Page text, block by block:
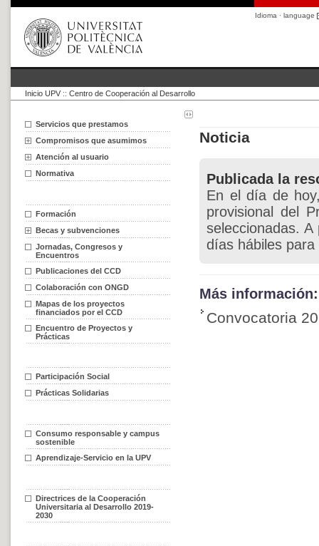
Idioma · language
Inicio UPV :: Centro de Cooperación al Desarrollo
Servicios que prestamos
Compromisos que asumimos
Atención al usuario
Normativa
Formación
Becas y subvenciones
Jornadas, Congresos y
Encuentros
Publicaciones del CCD
Colaboración con ONGD
Mapas de los proyectos
financiados por el CCD
Encuentro de Proyectos y
Prácticas
Participación Social
Prácticas Solidarias
Consumo responsable y campus
sostenible
Aprendizaje-Servicio en la UPV
Directrices de la Cooperación
Universitaria al Desarrollo 2019-
2030
Noticia
Publicada la
En el día de
provisional del
seleccionadas.
días hábiles para
Más información:
Convocatoria